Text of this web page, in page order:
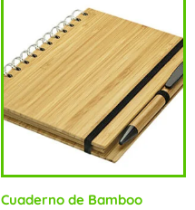
Cuaderno de Bamboo